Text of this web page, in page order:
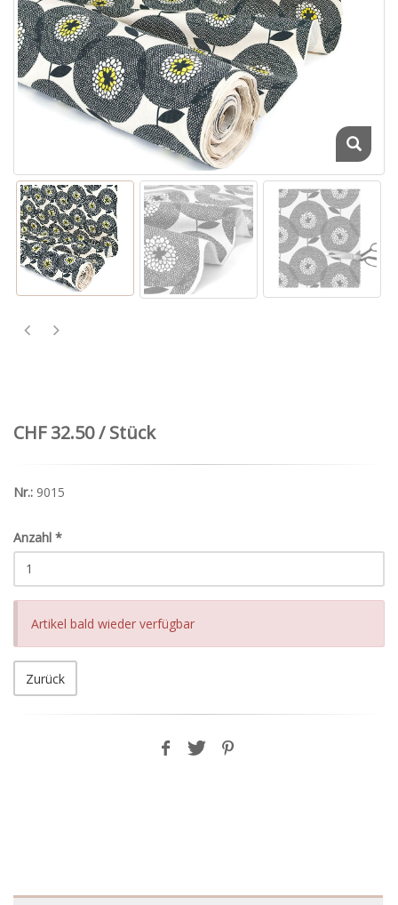
CHF 32.50 / Stück
Nr.: 9015
Anzahl *
Artikel bald wieder verfügbar
Zurück